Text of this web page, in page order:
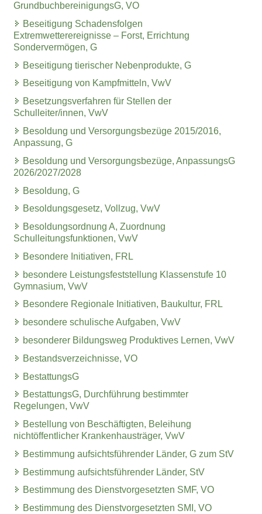
GrundbuchbereinigungsG, VO
Beseitigung Schadensfolgen
Extremwetterereignisse – Forst, Errichtung
Sondervermögen, G
Beseitigung tierischer Nebenprodukte, G
Beseitigung von Kampfmitteln, VwV
Besetzungsverfahren für Stellen der
Schulleiter/innen, VwV
Besoldung und Versorgungsbezüge 2015/2016,
Anpassung, G
Besoldung und Versorgungsbezüge, AnpassungsG
2026/2027/2028
Besoldung, G
Besoldungsgesetz, Vollzug, VwV
Besoldungsordnung A, Zuordnung
Schulleitungsfunktionen, VwV
Besondere Initiativen, FRL
besondere Leistungsfeststellung Klassenstufe 10
Gymnasium, VwV
Besondere Regionale Initiativen, Baukultur, FRL
besondere schulische Aufgaben, VwV
besonderer Bildungsweg Produktives Lernen, VwV
Bestandsverzeichnisse, VO
BestattungsG
BestattungsG, Durchführung bestimmter
Regelungen, VwV
Bestellung von Beschäftigten, Beleihung
nichtöffentlicher Krankenhausträger, VwV
Bestimmung aufsichtsführender Länder, G zum StV
Bestimmung aufsichtsführender Länder, StV
Bestimmung des Dienstvorgesetzten SMF, VO
Bestimmung des Dienstvorgesetzten SMI, VO